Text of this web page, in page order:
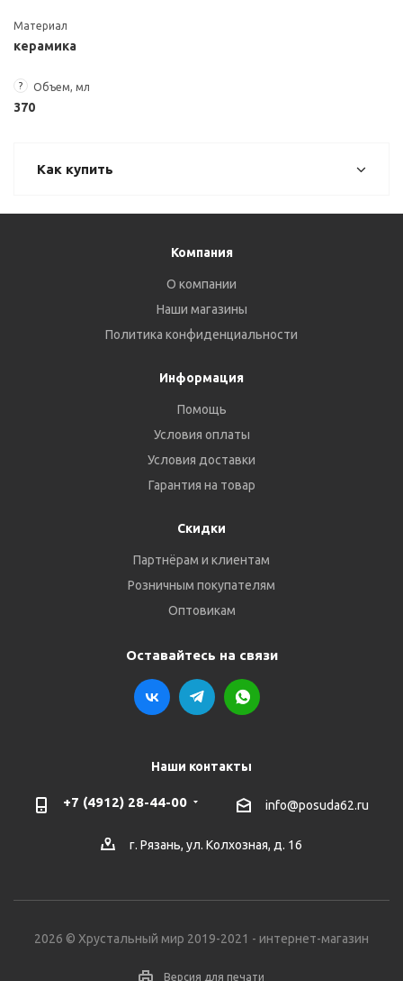
Материал
керамика
? Объем, мл
370
Как купить
Компания
О компании
Наши магазины
Политика конфиденциальности
Информация
Помощь
Условия оплаты
Условия доставки
Гарантия на товар
Скидки
Партнёрам и клиентам
Розничным покупателям
Оптовикам
Оставайтесь на связи
Наши контакты
+7 (4912) 28-44-00 info@posuda62.ru
г. Рязань, ул. Колхозная, д. 16
2026 © Хрустальный мир 2019-2021 - интернет-магазин
Версия для печати